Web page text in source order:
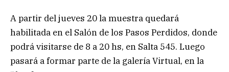
A partir del jueves 20 la muestra quedará
habilitada en el Salón de los Pasos Perdidos, donde
podrá visitarse de 8 a 20 hs, en Salta 545. Luego
pasará a formar parte de la galería Virtual, en la